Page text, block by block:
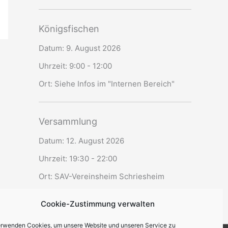
Cookie-Zustimmung verwalten
Cookies, um unsere Website und unseren Service zu
Königsfischen
Datum: 9. August 2026
Uhrzeit: 9:00 - 12:00
Ort: Siehe Infos im "Internen Bereich"
Versammlung
Datum: 12. August 2026
Uhrzeit: 19:30 - 22:00
Ort: SAV-Vereinsheim Schriesheim